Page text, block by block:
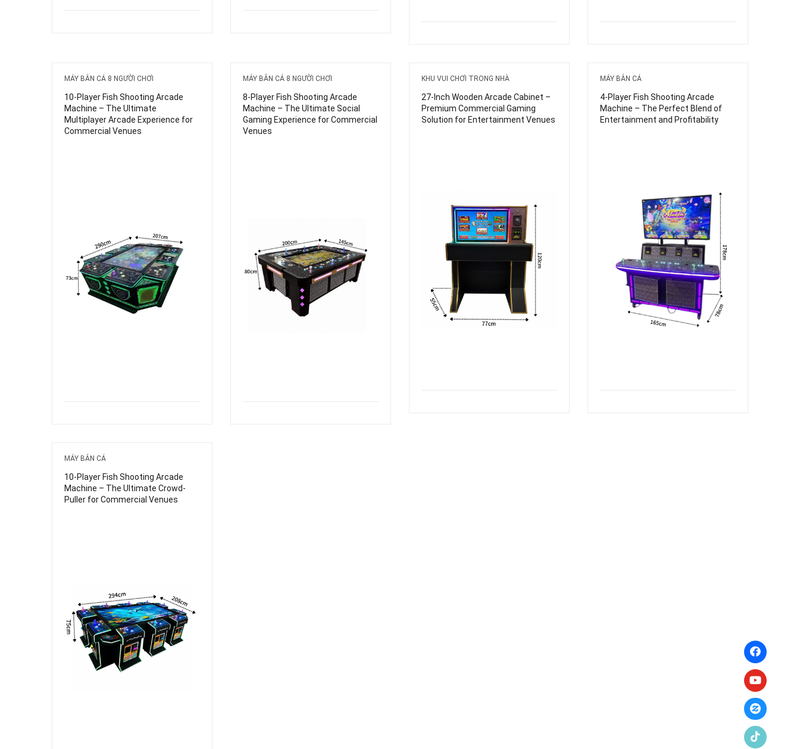
MÁY BẮN CÁ 8 NGƯỜI CHƠI
10-Player Fish Shooting Arcade
Machine – The Ultimate
Multiplayer Arcade Experience for
Commercial Venues
MÁY BẮN CÁ 8 NGƯỜI CHƠI
8-Player Fish Shooting Arcade
Machine – The Ultimate Social
Gaming Experience for Commercial
Venues
KHU VUI CHƠI TRONG NHÀ
27-Inch Wooden Arcade Cabinet –
Premium Commercial Gaming
Solution for Entertainment Venues
MÁY BẮN CÁ
4-Player Fish Shooting Arcade
Machine – The Perfect Blend of
Entertainment and Profitability
MÁY BẮN CÁ
10-Player Fish Shooting Arcade
Machine – The Ultimate Crowd-
Puller for Commercial Venues